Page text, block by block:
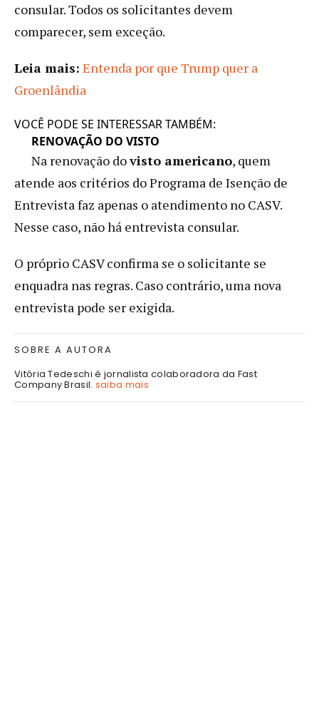
consular. Todos os solicitantes devem
comparecer, sem exceção.
Leia mais: Entenda por que Trump quer a
Groenlândia
VOCÊ PODE SE INTERESSAR TAMBÉM:
RENOVAÇÃO DO VISTO
Na renovação dovisto americano, quem
atende aos critérios do Programa de Isenção de
Entrevista faz apenas o atendimento no CASV.
Nesse caso, não há entrevista consular.
O próprio CASV confirma se o solicitante se
enquadra nas regras. Caso contrário, uma nova
entrevista pode ser exigida.
SOBRE A AUTORA
Vitória Tedeschi é jornalista colaboradora da Fast
Company Brasil. saiba mais